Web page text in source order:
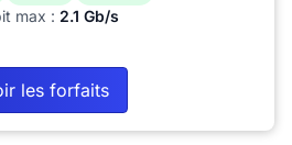
max : 2.1 Gb/s
les forfaits